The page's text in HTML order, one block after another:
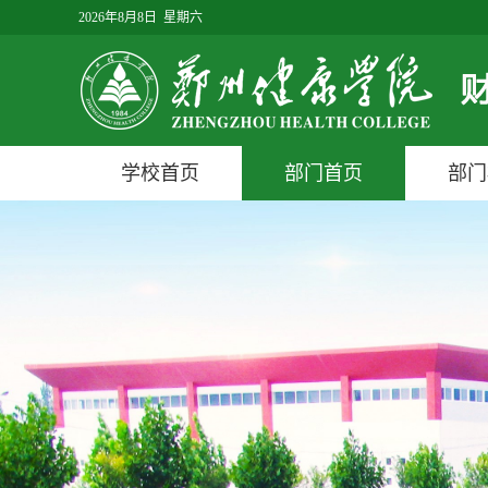
2026年8月8日 星期六
学校首页 部门首页 部